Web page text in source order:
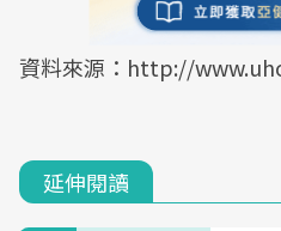
資料來源：http://
延伸閱讀